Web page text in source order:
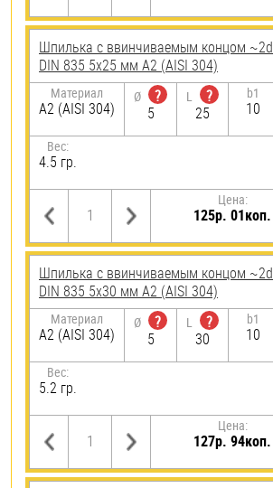
Шпилька c ввинчиваемым концом ~2d
DIN 835 5х25 мм А2 (AISI 304)
Материал
А2 (AISI 304)
Ø
?
5
L
?
25
b1
10
Вес:
4.5 гр.
Цена:
125р. 01коп.
Шпилька c ввинчиваемым концом ~2d
DIN 835 5х30 мм А2 (AISI 304)
Материал
А2 (AISI 304)
Ø
?
5
L
?
30
b1
10
Вес:
5.2 гр.
Цена:
127р. 94коп.